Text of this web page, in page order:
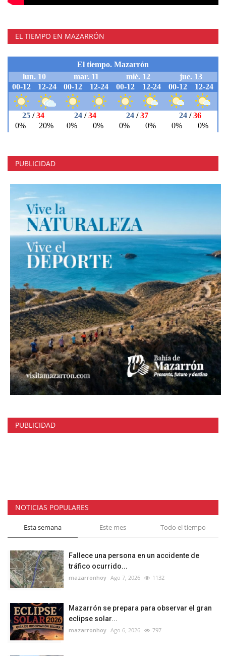
EL TIEMPO EN MAZARRÓN
PUBLICIDAD
PUBLICIDAD
NOTICIAS POPULARES
Esta semana Este mes Todo el tiempo
Fallece una persona en un accidente de
tráfico ocurrido...
mazarronhoy Ago 7, 2026 1132
Mazarrón se prepara para observar el gran
eclipse solar...
mazarronhoy Ago 6, 2026 797